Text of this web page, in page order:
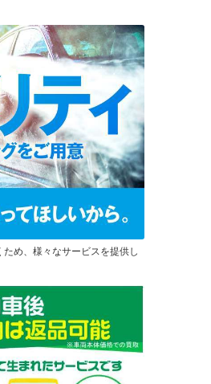
め、様々なサービスを提供し